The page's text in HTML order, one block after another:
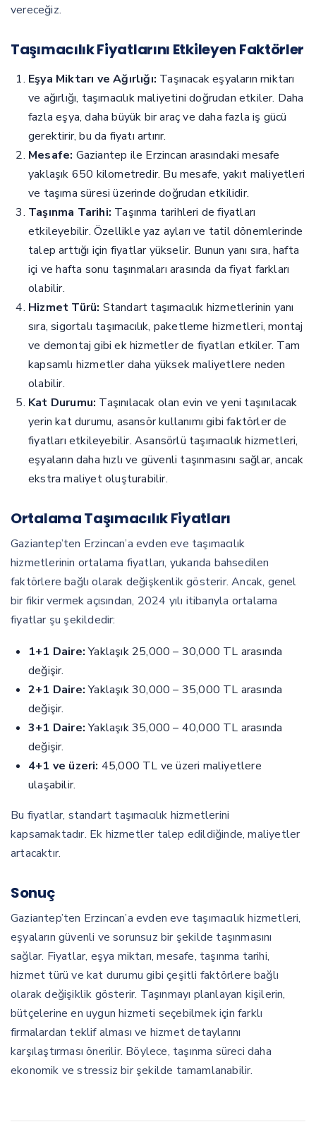
vereceğiz.
Taşımacılık Fiyatlarını Etkileyen Faktörler
Eşya Miktarı ve Ağırlığı: Taşınacak eşyaların miktarı
ve ağırlığı, taşımacılık maliyetini doğrudan etkiler. Daha
fazla eşya, daha büyük bir araç ve daha fazla iş gücü
gerektirir, bu da fiyatı artırır.
Mesafe: Gaziantep ile Erzincan arasındaki mesafe
yaklaşık 650 kilometredir. Bu mesafe, yakıt maliyetleri
ve taşıma süresi üzerinde doğrudan etkilidir.
Taşınma Tarihi: Taşınma tarihleri de fiyatları
etkileyebilir. Özellikle yaz ayları ve tatil dönemlerinde
talep arttığı için fiyatlar yükselir. Bunun yanı sıra, hafta
içi ve hafta sonu taşınmaları arasında da fiyat farkları
olabilir.
Hizmet Türü: Standart taşımacılık hizmetlerinin yanı
sıra, sigortalı taşımacılık, paketleme hizmetleri, montaj
ve demontaj gibi ek hizmetler de fiyatları etkiler. Tam
kapsamlı hizmetler daha yüksek maliyetlere neden
olabilir.
Kat Durumu: Taşınılacak olan evin ve yeni taşınılacak
yerin kat durumu, asansör kullanımı gibi faktörler de
fiyatları etkileyebilir. Asansörlü taşımacılık hizmetleri,
eşyaların daha hızlı ve güvenli taşınmasını sağlar, ancak
ekstra maliyet oluşturabilir.
Ortalama Taşımacılık Fiyatları
Gaziantep’ten Erzincan’a evden eve taşımacılık
hizmetlerinin ortalama fiyatları, yukarıda bahsedilen
faktörlere bağlı olarak değişkenlik gösterir. Ancak, genel
bir fikir vermek açısından, 2024 yılı itibarıyla ortalama
fiyatlar şu şekildedir:
1+1 Daire:Yaklaşık 25,000 – 30,000 TL arasında
değişir.
2+1 Daire:Yaklaşık 30,000 – 35,000 TL arasında
değişir.
3+1 Daire:Yaklaşık 35,000 – 40,000 TL arasında
değişir.
4+1 ve üzeri: 45,000 TL ve üzeri maliyetlere
ulaşabilir.
Bu fiyatlar, standart taşımacılık hizmetlerini
kapsamaktadır. Ek hizmetler talep edildiğinde, maliyetler
artacaktır.
Sonuç
Gaziantep’ten Erzincan’a evden eve taşımacılık hizmetleri,
eşyaların güvenli ve sorunsuz bir şekilde taşınmasını
sağlar. Fiyatlar, eşya miktarı, mesafe, taşınma tarihi,
hizmet türü ve kat durumu gibi çeşitli faktörlere bağlı
olarak değişiklik gösterir. Taşınmayı planlayan kişilerin,
bütçelerine en uygun hizmeti seçebilmek için farklı
firmalardan teklif alması ve hizmet detaylarını
karşılaştırması önerilir. Böylece, taşınma süreci daha
ekonomik ve stressiz bir şekilde tamamlanabilir.